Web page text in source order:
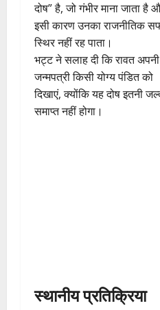
दोष” है, जो गंभीर माना जाता है
इसी कारण उनका राजनीतिक
स्थिर नहीं रह पाता।
भट्ट ने सलाह दी कि रावत अपनी
जन्मपत्री किसी योग्य पंडित को
दिखाएं, क्योंकि यह दोष इतनी
समाप्त नहीं होगा।
स्थानीय प्रतिक्रिया